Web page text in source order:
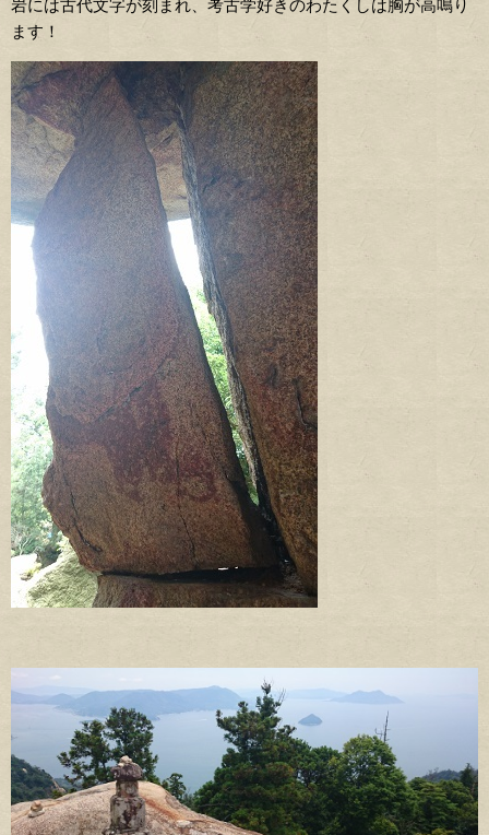
岩には古代文字が刻まれ、考古学好きのわたくしは胸が高鳴り
ます！